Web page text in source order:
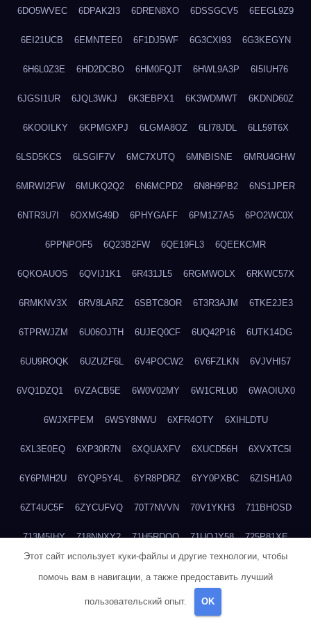
6DO5WVEC 6DPAK2I3 6DREN8XO 6DSSGCV5 6EEGL9Z9
6EI21UCB 6EMNTEE0 6F1DJ5WF 6G3CXI93 6G3KEGYN
6H6L0Z3E 6HD2DCBO 6HM0FQJT 6HWL9A3P 6I5IUH76
6JGSI1UR 6JQL3WKJ 6K3EBPX1 6K3WDMWT 6KDND60Z
6KOOILKY 6KPMGXPJ 6LGMA8OZ 6LI78JDL 6LL59T6X
6LSD5KCS 6LSGIF7V 6MC7XUTQ 6MNBISNE 6MRU4GHW
6MRWI2FW 6MUKQ2Q2 6N6MCPD2 6N8H9PB2 6NS1JPER
6NTR3U7I 6OXMG49D 6PHYGAFF 6PM1Z7A5 6PO2WC0X
6PPNPOF5 6Q23B2FW 6QE19FL3 6QEEKCMR
6QKOAUOS 6QVIJ1K1 6R431JL5 6RGMWOLX 6RKWC57X
6RMKNV3X 6RV8LARZ 6SBTC8OR 6T3R3AJM 6TKE2JE3
6TPRWJZM 6U06OJTH 6UJEQ0CF 6UQ42P16 6UTK14DG
6UU9ROQK 6UZUZF6L 6V4POCW2 6V6FZLKN 6VJVHI57
6VQ1DZQ1 6VZACB5E 6W0V02MY 6W1CRLU0 6WAOIUX0
6WJXFPEM 6WSY8NWU 6XFR4OTY 6XIHLDTU
6XL3E0EQ 6XP30R7N 6XQUAXFV 6XUCD56H 6XVXTC5I
6Y6PMH2U 6YQP5Y4L 6YR8PDRZ 6YY0PXBC 6ZISH1A0
6ZT4UC5F 6ZYCUFVQ 70T7NVVN 70V1YKH3 711BHOSD
713M5IHY 718NNXY2 71H5RDOO 71UQJY58 725P81XE
Этот сайт использует куки-файлы и другие технологии, чтобы
помочь вам в навигации, а также предоставить лучший
пользовательский опыт. OK